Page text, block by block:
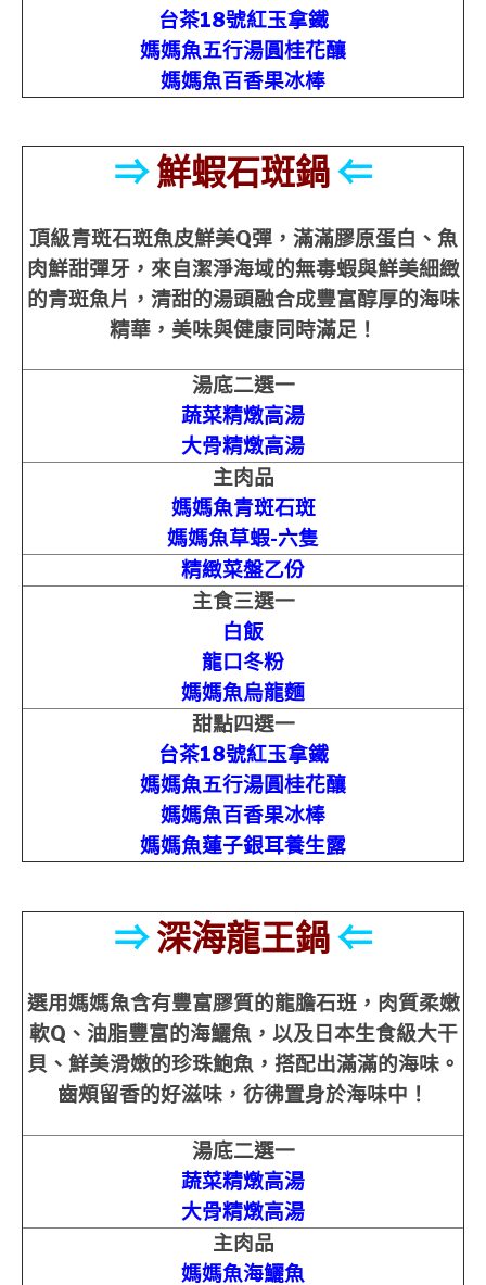
台茶18號紅玉拿鐵
媽媽魚五行湯圓桂花釀
媽媽魚百香果冰棒
⇒鮮蝦石斑鍋⇐
頂級青斑石斑魚皮鮮美Q彈，滿滿膠原蛋白、魚
肉鮮甜彈牙，來自潔淨海域的無毒蝦與鮮美細緻
的青斑魚片，清甜的湯頭融合成豐富醇厚的海味
精華，美味與健康同時滿足！
湯底二選一
蔬菜精燉高湯
大骨精燉高湯
主肉品
媽媽魚青斑石斑
媽媽魚草蝦-六隻
精緻菜盤乙份
主食三選一
白飯
龍口冬粉
媽媽魚烏龍麵
甜點四選一
台茶18號紅玉拿鐵
媽媽魚五行湯圓桂花釀
媽媽魚百香果冰棒
媽媽魚蓮子銀耳養生露
⇒深海龍王鍋⇐
選用媽媽魚含有豐富膠質的龍膽石班，肉質柔嫩
軟Q、油脂豐富的海鱺魚，以及日本生食級大干
貝、鮮美滑嫩的珍珠鮑魚，搭配出滿滿的海味。
齒頰留香的好滋味，彷彿置身於海味中！
湯底二選一
蔬菜精燉高湯
大骨精燉高湯
主肉品
媽媽魚海鱺魚